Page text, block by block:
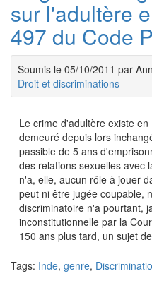
sur l'adultère
497 du Code
Soumis le 05/10/2011 par
Droit et discriminations
Le crime d'adultère existe
demeuré depuis lors
passible de 5 ans
des relations sexuelles avec
n'a, elle, aucun rôle à jouer
peut ni être jugée coupable,
discriminatoire n'a pourtant,
inconstitutionnelle par la
150 ans plus tard, un sujet
Tags: Inde, genre,